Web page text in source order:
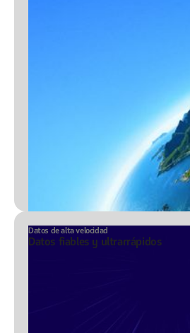
Datos de alta velocidad
Datos fiables y ultrarrápidos